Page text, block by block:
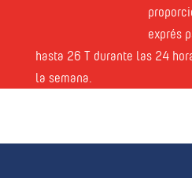
exprés
hasta 26 T durante las 24
la semana.